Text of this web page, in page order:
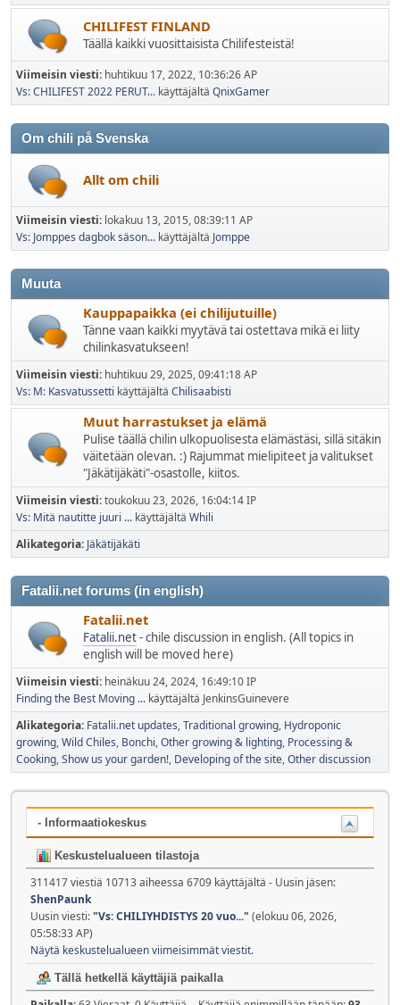
CHILIFEST FINLAND
Täällä kaikki vuosittaisista Chilifesteistä!
Viimeisin viesti: huhtikuu 17, 2022, 10:36:26 AP
Vs: CHILIFEST 2022 PERUT... käyttäjältä QnixGamer
Om chili på Svenska
Allt om chili
Viimeisin viesti: lokakuu 13, 2015, 08:39:11 AP
Vs: Jomppes dagbok säson... käyttäjältä Jomppe
Muuta
Kauppapaikka (ei chilijutuille)
Tänne vaan kaikki myytävä tai ostettava mikä ei liity
chilinkasvatukseen!
Viimeisin viesti: huhtikuu 29, 2025, 09:41:18 AP
Vs: M: Kasvatussetti käyttäjältä Chilisaabisti
Muut harrastukset ja elämä
Pulise täällä chilin ulkopuolisesta elämästäsi, sillä sitäkin
väitetään olevan. :) Rajummat mielipiteet ja valitukset
"Jäkätijäkäti"-osastolle, kiitos.
Viimeisin viesti:toukokuu 23, 2026, 16:04:14 IP
Vs: Mitä nautitte juuri ... käyttäjältä Whili
Alikategoria Jäkätijäkäti
Fatalii.net forums (in english)
Fatalii.net
Fatalii.net- chile discussion in english. (All topics in
english will be moved here)
Viimeisin viesti: heinäkuu 24, 2024, 16:49:10 IP
Finding the Best Moving ... käyttäjältä JenkinsGuinevere
Alikategoria Fatalii.net updates Traditional growing Hydroponic
growing Wild Chiles Bonchi Other growing & lighting Processing &
Cooking Show us your garden! Developing of the site Other discussion
- Informaatiokeskus
Keskustelualueen tilastoja
311417 viestiä 10713 aiheessa 6709 käyttäjältä - Uusin jäsen:
ShenPaunk
Uusin viesti:"Vs: CHILIYHDISTYS 20 vuo..." (elokuu 06, 2026,
05:58:33 AP)
Näytä keskustelualueen viimeisimmät viestit.
Tällä hetkellä käyttäjiä paikalla